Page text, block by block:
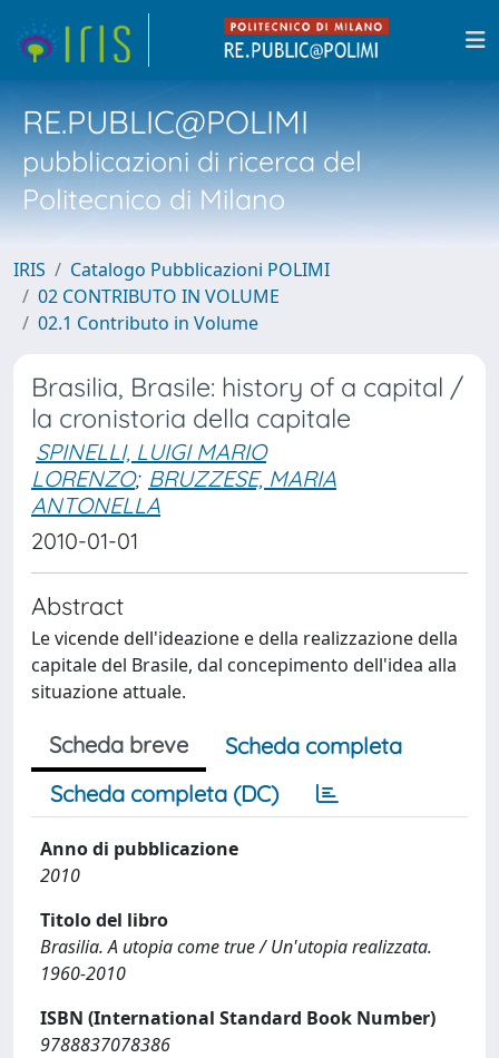
RE.PUBLIC@POLIMI
pubblicazioni di ricerca del
Politecnico di Milano
IRIS
Catalogo Pubblicazioni POLIMI
02 CONTRIBUTO IN VOLUME
02.1 Contributo in Volume
Brasilia, Brasile: history of a capital /
la cronistoria della capitale
SPINELLI, LUIGI MARIO
LORENZO; BRUZZESE, MARIA
ANTONELLA
2010-01-01
Abstract
Le vicende dell'ideazione e della realizzazione della
capitale del Brasile, dal concepimento dell'idea alla
situazione attuale.
Scheda breve
Scheda completa
Scheda completa (DC)
Anno di pubblicazione
2010
Titolo del libro
Brasilia. A utopia come true / Un'utopia realizzata.
1960-2010
ISBN (International Standard Book Number)
9788837078386